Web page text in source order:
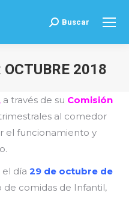
Buscar:
Buscar
2018
a través de su Comisión
al comedor
el funcionamiento y
el día 29 de octubre de
de comidas de Infantil,